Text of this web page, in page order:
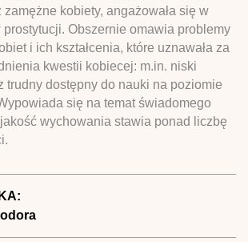
kobiety, angażowała się w
prostytucji. Obszernie omawia problemy
i ich kształcenia, które uznawała za
kwestii kobiecej: m.in. niski
trudny dostępny do nauki na poziomie
się na temat świadomego
wychowania stawia ponad liczbę